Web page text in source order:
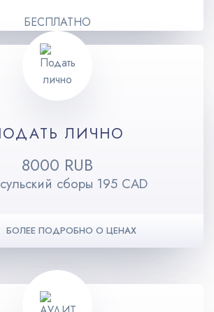
БЕСПЛАТНО
ЛИЧНО
8000 RUB
сборы 195 CAD
БОЛЕЕ ПОДРОБНО О ЦЕНАХ